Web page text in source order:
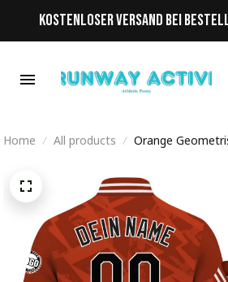
KOSTENLOSER VERSAND BEI
Home All products
Orange
Varsity College